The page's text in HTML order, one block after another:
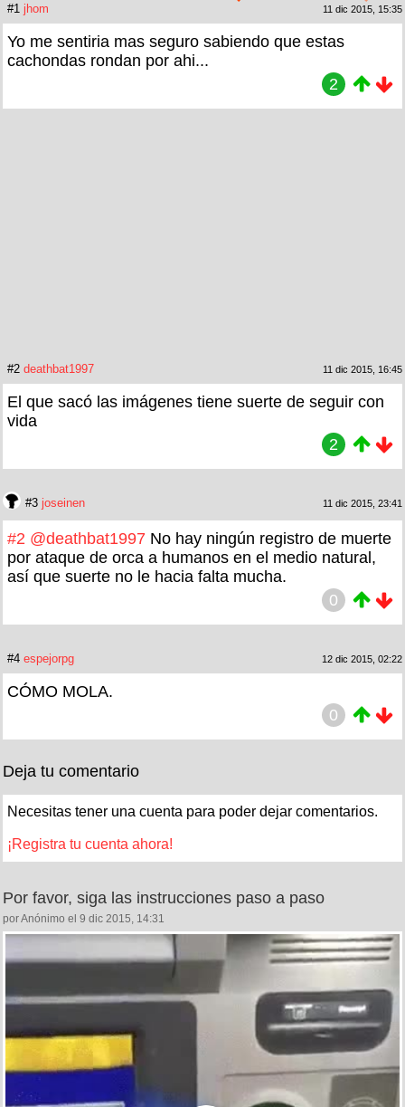
#1 jhom 11 dic 2015, 15:35
Yo me sentiria mas seguro sabiendo que estas
cachondas rondan por ahi...
2
#2 deathbat1997 11 dic 2015, 16:45
El que sacó las imágenes tiene suerte de seguir con
vida
2
#3 joseinen 11 dic 2015, 23:41
#2 @deathbat1997 No hay ningún registro de muerte
por ataque de orca a humanos en el medio natural,
así que suerte no le hacia falta mucha.
0
#4 espejorpg 12 dic 2015, 02:22
CÓMO MOLA.
0
Deja tu comentario
Necesitas tener una cuenta para poder dejar comentarios.
¡Registra tu cuenta ahora!
Por favor, siga las instrucciones paso a paso
por Anónimo el 9 dic 2015, 14:31